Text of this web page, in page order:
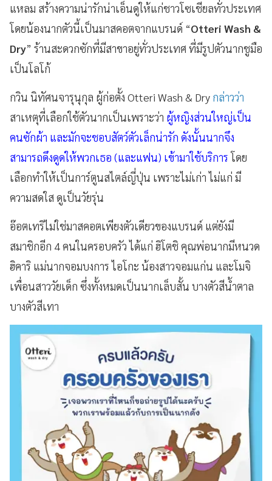
แหลม สร้างความน่ารักน่าเอ็นดูให้แก่ชาวโซเชียลทั่วประเทศ
โดยน้องนากตัวนี้เป็นมาสคอตจากแบรนด์ “Otteri Wash &
Dry” ร้านสะดวกซักที่มีสาขาอยู่ทั่วประเทศ ที่มีรูปตัวนากชูมือ
เป็นโลโก้
กวิน นิทัศนจารุนุกุล ผู้ก่อตั้ง Otteri Wash & Dry กล่าวว่า
สาเหตุที่เลือกใช้ตัวนากเป็นเพราะว่า ผู้หญิงส่วนใหญ่เป็น
คนซักผ้า และมักจะชอบสัตว์ตัวเล็กน่ารัก ดังนั้นนากจึง
สามารถดึงดูดให้พวกเธอ (และแฟน) เข้ามาใช้บริการโดย
เลือกทำให้เป็นการ์ตูนสไตล์ญี่ปุ่น เพราะไม่เก่า ไม่แก่ มี
ความสดใส ดูเป็นวัยรุ่น
อ๊อตเทริไม่ใช่มาสคอตเพียงตัวเดียวของแบรนด์ แต่ยังมี
สมาชิกอีก 4 คนในครอบครัว ได้แก่ ฮิโตชิ คุณพ่อนากมีหนวด
ฮิคาริ แม่นากจอมบงการ ไอโกะ น้องสาวจอมแก่น และโมจิ
เพื่อนสาววัยเด็ก ซึ่งทั้งหมดเป็นนากเล็บสั้น บางตัวสีน้ำตาล
บางตัวสีเทา